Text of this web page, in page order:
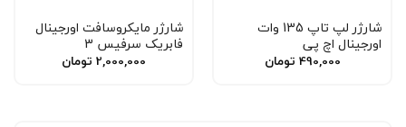
شارژر لپ تاپ 135 وات
اورجینال اچ پی
490,000 تومان
شارژر مایکروسافت اورجینال
فابریک سرفیس 3
2,000,000 تومان